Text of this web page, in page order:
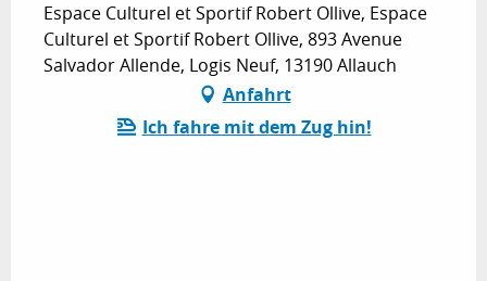
Espace Culturel et Sportif Robert Ollive, Espace
Culturel et Sportif Robert Ollive, 893 Avenue
Salvador Allende, Logis Neuf, 13190 Allauch
Anfahrt
Ich fahre mit dem Zug hin!